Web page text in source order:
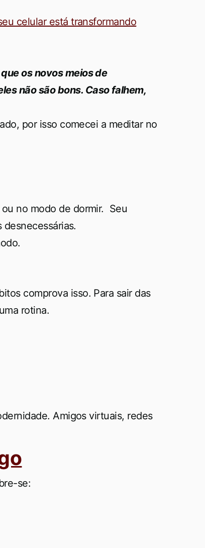
celular está transformando
os novos meios de
não são bons. Caso falhem,
por isso comecei a meditar no
no modo de dormir. Seu
comprova isso. Para sair das
rotina.
Amigos virtuais, redes
se: